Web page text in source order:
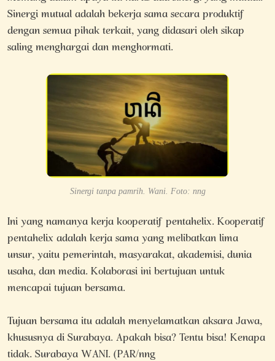
Sinergi mutual adalah bekerja sama secara produktif
dengan semua pihak terkait, yang didasari oleh sikap
saling menghargai dan menghormati.
Sinergi tanpa pamrih. Wani. Foto: nng
Ini yang namanya kerja kooperatif pentahelix. Kooperatif
pentahelix adalah kerja sama yang melibatkan lima
unsur, yaitu pemerintah, masyarakat, akademisi, dunia
usaha, dan media. Kolaborasi ini bertujuan untuk
mencapai tujuan bersama.
Tujuan bersama itu adalah menyelamatkan aksara Jawa,
khususnya di Surabaya. Apakah bisa? Tentu bisa! Kenapa
tidak. Surabaya WANI. (PAR/nng